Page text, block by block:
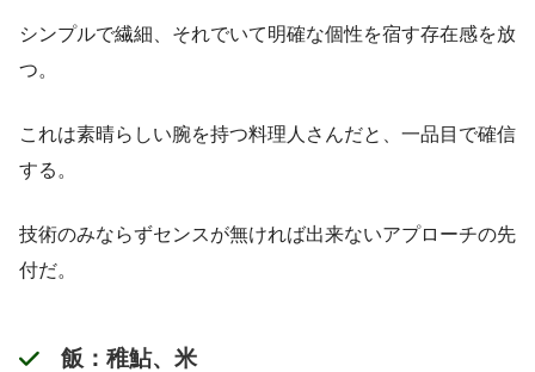
シンプルで繊細、それでいて明確な個性を宿す存在感を放
つ。
これは素晴らしい腕を持つ料理人さんだと、一品目で確信
する。
技術のみならずセンスが無ければ出来ないアプローチの先
付だ。
飯：稚鮎、米